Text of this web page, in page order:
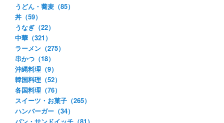
うどん・蕎麦（85）
丼（59）
うなぎ（22）
中華（321）
ラーメン（275）
串かつ（18）
沖縄料理（9）
韓国料理（52）
各国料理（76）
スイーツ・お菓子（265）
ハンバーガー（34）